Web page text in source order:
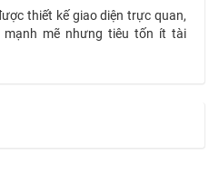
thiết kế giao diện trực quan,
mẽ nhưng tiêu tốn ít tài